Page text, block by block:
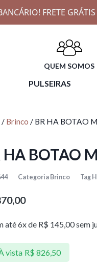
FRETE
QUEM SOMOS
PULSEIRAS
/ Brinco / BR HA BOTAO
HA BOTAO
Categoria Brinco Tag
até 6x de R$ 145,00sem
vista R$ 826,50